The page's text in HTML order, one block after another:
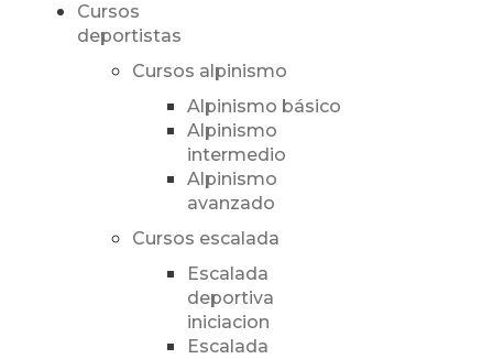
Cursos
deportistas
Cursos alpinismo
Alpinismo básico
Alpinismo
intermedio
Alpinismo
avanzado
Cursos escalada
Escalada
deportiva
iniciacion
Escalada